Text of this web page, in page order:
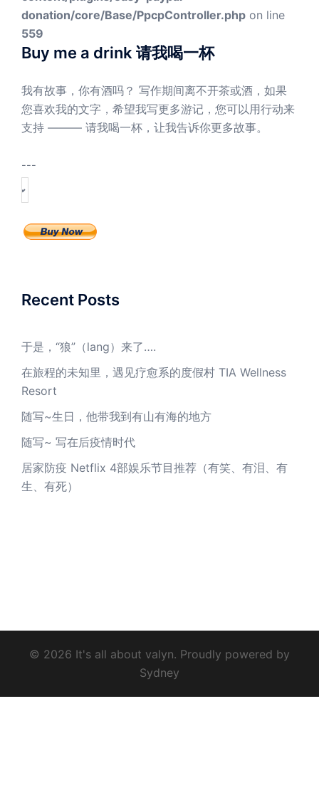
donation/core/Base/PpcpController.php on line
559
Buy me a drink 请我喝一杯
我有故事，你有酒吗？ 写作期间离不开茶或酒，如果
您喜欢我的文字，希望我写更多游记，您可以用行动来
支持 ——— 请我喝一杯，让我告诉你更多故事。
---
Recent Posts
于是，“狼”（lang）来了….
在旅程的未知里，遇见疗愈系的度假村 TIA Wellness
Resort
随写~生日，他带我到有山有海的地方
随写~ 写在后疫情时代
居家防疫 Netflix 4部娱乐节目推荐（有笑、有泪、有
生、有死）
© 2026 It's all about valyn. Proudly powered by
Sydney